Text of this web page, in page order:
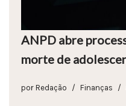
ANPD abre
morte de
por Redação Finanças